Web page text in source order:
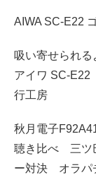
AIWA SC-E22
吸い寄せられ
アイワ SC-E22
行工房
秋月電子
聴き比べ 三ツ
ー対決 オラパ